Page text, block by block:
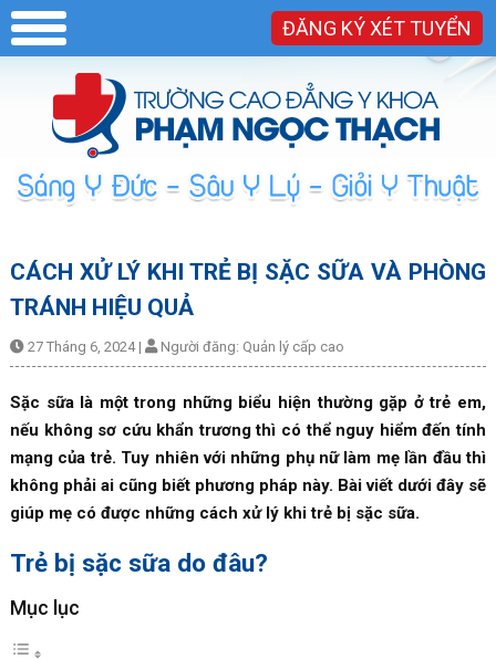
ĐĂNG KÝ XÉT TUYỂN
CÁCH XỬ LÝ KHI TRẺ BỊ SẶC SỮA VÀ PHÒNG
TRÁNH HIỆU QUẢ
27 Tháng 6, 2024 | Người đăng: Quản lý cấp cao
Sặc sữa là một trong những biểu hiện thường gặp ở trẻ em,
nếu không sơ cứu khẩn trương thì có thể nguy hiểm đến tính
mạng của trẻ. Tuy nhiên với những phụ nữ làm mẹ lần đầu thì
không phải ai cũng biết phương pháp này. Bài viết dưới đây sẽ
giúp mẹ có được những cách xử lý khi trẻ bị sặc sữa.
Trẻ bị sặc sữa do đâu?
Mục lục